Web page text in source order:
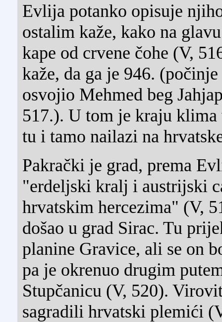
Evlija potanko opisuje
ostalim kaže, kako na
kape od crvene čohe (V,
kaže, da ga je 946.
osvojio Mehmed beg
517.). U tom je kraju klima
tu i tamo nailazi na
Pakrački je grad, prema
"erdeljski kralj i austrijski
hrvatskim hercezima" (V,
došao u grad Sirac. Tu
planine Gravice, ali se on
pa je okrenuo drugim
Stupčanicu (V, 520).
sagradili hrvatski plemići